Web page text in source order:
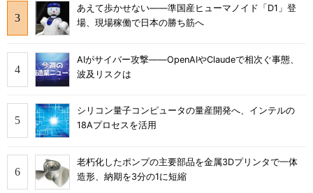
あえて歩かせない――準国産ヒューマノイド「D1」登
場、現場稼働で日本の勝ち筋へ
AIがサイバー攻撃――OpenAIやClaudeで相次ぐ事態、
波及リスクは
シリコン量子コンピュータの量産開発へ、インテルの
18Aプロセスを活用
老朽化したポンプの主要部品を金属3Dプリンタで一体
造形、納期を3分の1に短縮